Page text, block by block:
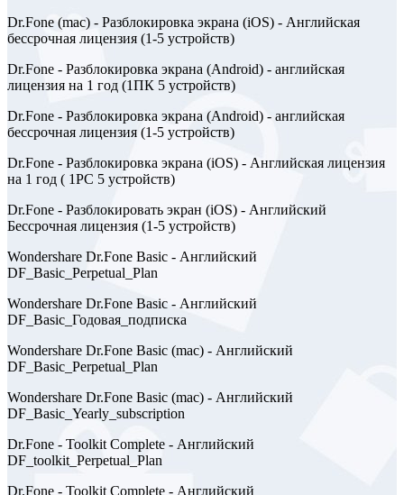
Dr.Fone (mac) - Разблокировка экрана (iOS) - Английская
бессрочная лицензия (1-5 устройств)
Dr.Fone - Разблокировка экрана (Android) - английская
лицензия на 1 год (1ПК 5 устройств)
Dr.Fone - Разблокировка экрана (Android) - английская
бессрочная лицензия (1-5 устройств)
Dr.Fone - Разблокировка экрана (iOS) - Английская лицензия
на 1 год ( 1PC 5 устройств)
Dr.Fone - Разблокировать экран (iOS) - Английский
Бессрочная лицензия (1-5 устройств)
Wondershare Dr.Fone Basic - Английский
DF_Basic_Perpetual_Plan
Wondershare Dr.Fone Basic - Английский
DF_Basic_Годовая_подписка
Wondershare Dr.Fone Basic (mac) - Английский
DF_Basic_Perpetual_Plan
Wondershare Dr.Fone Basic (mac) - Английский
DF_Basic_Yearly_subscription
Dr.Fone - Toolkit Complete - Английский
DF_toolkit_Perpetual_Plan
Dr.Fone - Toolkit Complete - Английский